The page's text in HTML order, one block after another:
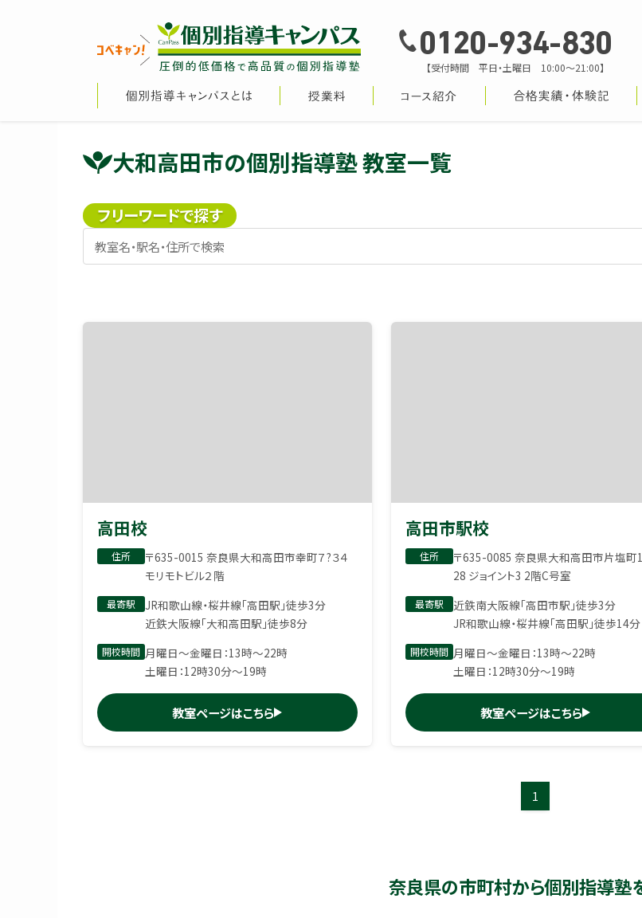
0120-934-830
【受付時間 平日・土曜日 10:00～21:00】
大和高田市の個別指導塾 教室一覧
フリーワードで探す
高田校
住所
〒635-0015 奈良県大和高田市幸町７?３４
モリモトビル２階
最寄駅
JR和歌山線・桜井線「高田駅」徒歩3分
近鉄大阪線「大和高田駅」徒歩8分
開校時間 月曜日〜金曜日：13時〜22時
土曜日：12時30分〜19時
教室ページはこちら
高田市駅校
住所
〒635-0085 奈良県大和高田市片塩町
28 ジョイント3 2階C号室
最寄駅
近鉄南大阪線「高田市駅」徒歩3分
JR和歌山線・桜井線「高田駅」徒歩14分
開校時間 月曜日〜金曜日：13時〜22時
土曜日：12時30分〜19時
教室ページはこちら
1
奈良県の市町村から個別指導塾